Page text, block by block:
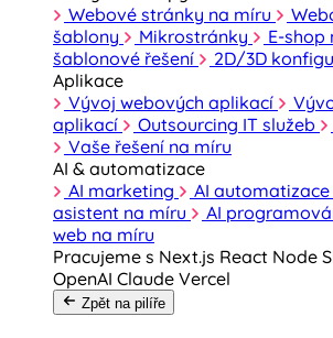
Webové stránky na míru
šablony
Mikrostránky E-shop
šablonové řešení
2D/3D
Aplikace
Vývoj webových aplikací
aplikací
Outsourcing IT služeb
Vaše řešení na míru
AI & automatizace
AI marketing
AI
asistent na míru
AI
web na míru
Pracujeme s Next.js React Node
OpenAI Claude Vercel
Zpět na pilíře